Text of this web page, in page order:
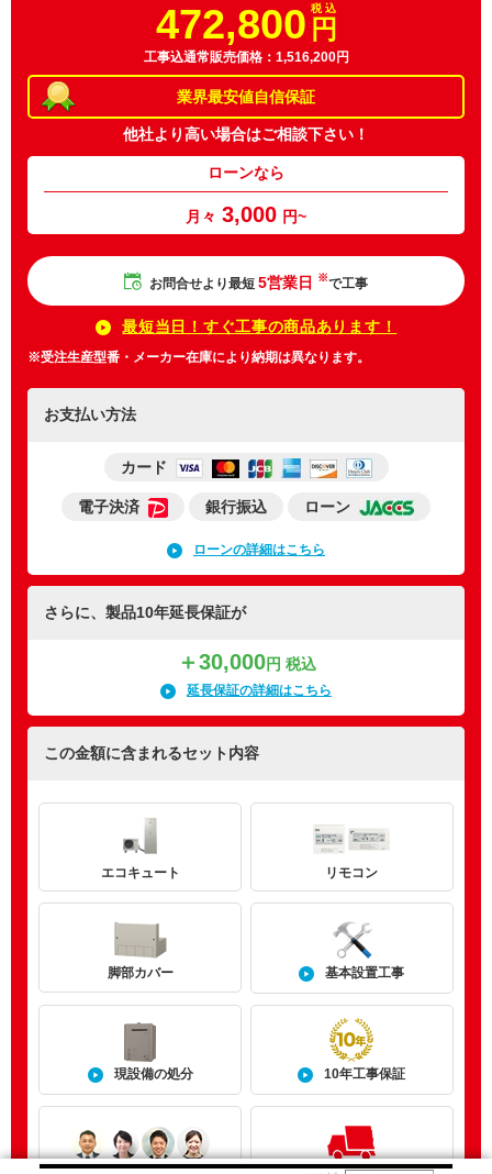
業界最安値自信保証
他社より高い場合はご相談下さい！
472,800 税 込
円
工事込通常販売価格：1,516,200円
ローンなら
月々 3,000 円~
お問合せより最短 5営業日 ※で工事
最短当日！すぐ工事の商品あります！
※受注生産型番・メーカー在庫により納期は異なります。
お支払い方法
カード
電子決済 銀行振込 ローン
ローンの詳細はこちら
さらに、製品10年延長保証が
＋30,000円 税込
延長保証の詳細はこちら
この金額に含まれるセット内容
エコキュート リモコン
脚部カバー 基本設置工事
現設備の処分 10年工事保証